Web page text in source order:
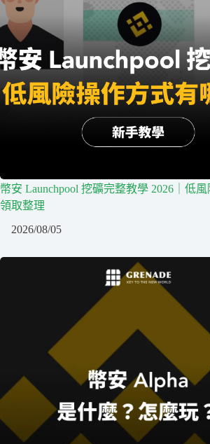
幣安 Launchpool 挖礦完整教學 2026｜低
領取整理
2026/08/05